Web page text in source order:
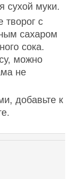
сухой муки.
творог с
сахаром
сока.
можно
не
добавьте к